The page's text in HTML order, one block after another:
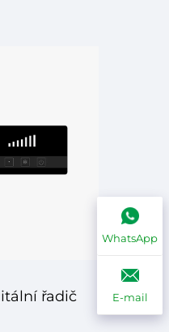
různé
řadič
WhatsApp
E-mail